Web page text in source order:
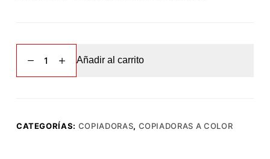
eStudio
3005
cantidad
Añadir al carrito
CATEGORÍAS: COPIADORAS, COPIADORAS A COLOR